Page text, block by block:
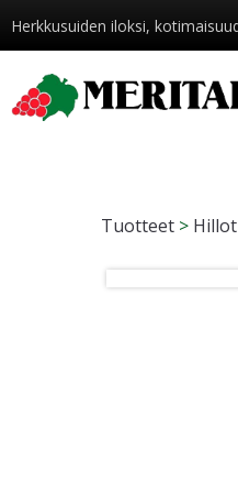
Herkkusuiden iloksi,
Tuotteet >